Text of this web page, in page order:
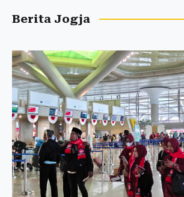
Berita Jogja